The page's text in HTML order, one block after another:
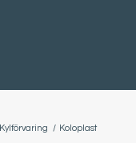
Kylförvaring / Koloplast